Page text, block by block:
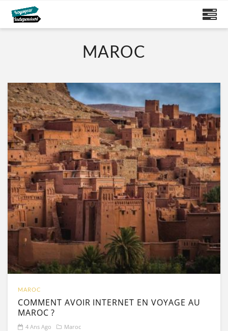
MAROC
MAROC
COMMENT AVOIR INTERNET EN VOYAGE AU
MAROC ?
4 Ans Ago Maroc